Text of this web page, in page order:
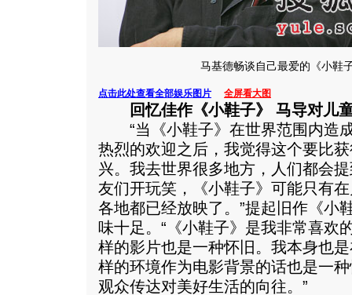
马基德畅谈自己最爱的《小鞋
点击此处查看全部娱乐图片 全屏看大图
回忆佳作《小鞋子》 马导对儿
“当《小鞋子》在世界范围内造
热烈的欢迎之后，我觉得这个要比
兴。我去世界很多地方，人们都会
友们开玩笑，《小鞋子》可能只有
各地都已经放映了。”提起旧作《小
味十足。“《小鞋子》是我非常喜欢
样的影片也是一种怀旧。我本身也
样的环境作为电影背景的话也是一
观众传达对美好生活的向往。”